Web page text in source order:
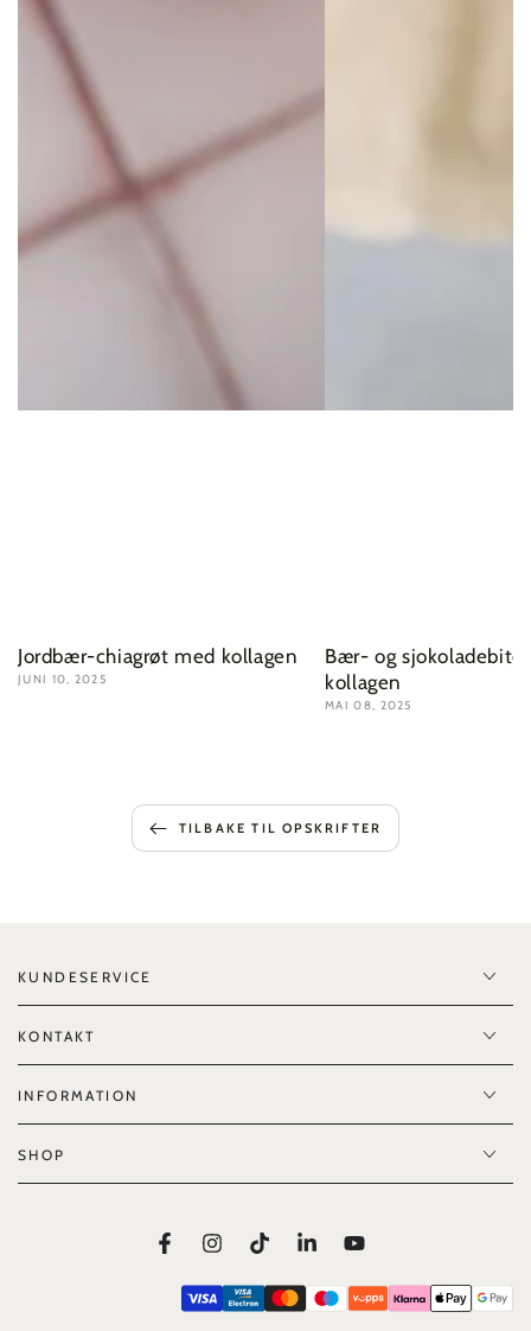
Jordbær-chiagrøt med kollagen
JUNI 10, 2025
Bær- og
kollagen
MAI 08, 2025
TILBAKE TIL OPSKRIFTER
KUNDESERVICE
KONTAKT
INFORMATION
SHOP
FacebookInstagramTikTokLinkedInYouTube